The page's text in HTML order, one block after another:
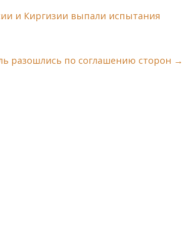
и Киргизии выпали испытания
разошлись по соглашению сторон →